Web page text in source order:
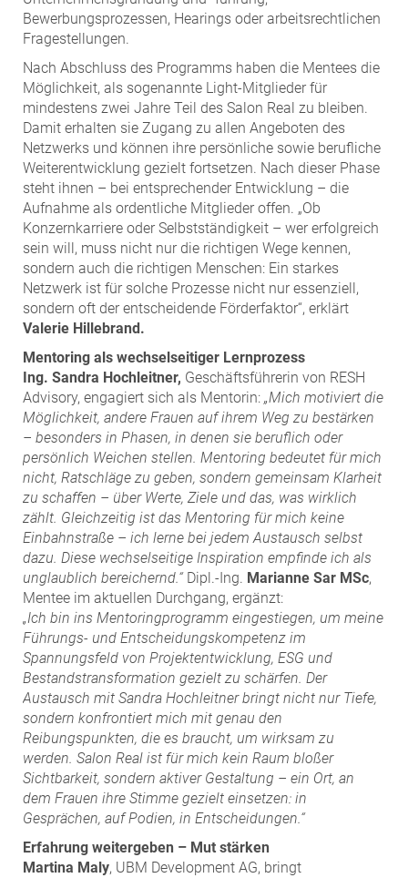
Bewerbungsprozessen, Hearings oder arbeitsrechtlichen
Fragestellungen.
Nach Abschluss des Programms haben die Mentees die
Möglichkeit, als sogenannte Light-Mitglieder für
mindestens zwei Jahre Teil des Salon Real zu bleiben.
Damit erhalten sie Zugang zu allen Angeboten des
Netzwerks und können ihre persönliche sowie berufliche
Weiterentwicklung gezielt fortsetzen. Nach dieser Phase
steht ihnen – bei entsprechender Entwicklung – die
Aufnahme als ordentliche Mitglieder offen. „Ob
Konzernkarriere oder Selbstständigkeit – wer erfolgreich
sein will, muss nicht nur die richtigen Wege kennen,
sondern auch die richtigen Menschen: Ein starkes
Netzwerk ist für solche Prozesse nicht nur essenziell,
sondern oft der entscheidende Förderfaktor“, erklärt
Valerie Hillebrand.
Mentoring als wechselseitiger Lernprozess
Ing. Sandra Hochleitner, Geschäftsführerin von RESH
Advisory, engagiert sich als Mentorin: „Mich motiviert die
Möglichkeit, andere Frauen auf ihrem Weg zu bestärken
– besonders in Phasen, in denen sie beruflich oder
persönlich Weichen stellen. Mentoring bedeutet für mich
nicht, Ratschläge zu geben, sondern gemeinsam Klarheit
zu schaffen – über Werte, Ziele und das, was wirklich
zählt. Gleichzeitig ist das Mentoring für mich keine
Einbahnstraße – ich lerne bei jedem Austausch selbst
dazu. Diese wechselseitige Inspiration empfinde ich als
unglaublich bereichernd.“ Dipl.-Ing. Marianne Sar MSc,
Mentee im aktuellen Durchgang, ergänzt:
„Ich bin ins Mentoringprogramm eingestiegen, um meine
Führungs- und Entscheidungskompetenz im
Spannungsfeld von Projektentwicklung, ESG und
Bestandstransformation gezielt zu schärfen. Der
Austausch mit Sandra Hochleitner bringt nicht nur Tiefe,
sondern konfrontiert mich mit genau den
Reibungspunkten, die es braucht, um wirksam zu
werden. Salon Real ist für mich kein Raum bloßer
Sichtbarkeit, sondern aktiver Gestaltung – ein Ort, an
dem Frauen ihre Stimme gezielt einsetzen: in
Gesprächen, auf Podien, in Entscheidungen.“
Erfahrung weitergeben – Mut stärken
Martina Maly, UBM Development AG, bringt